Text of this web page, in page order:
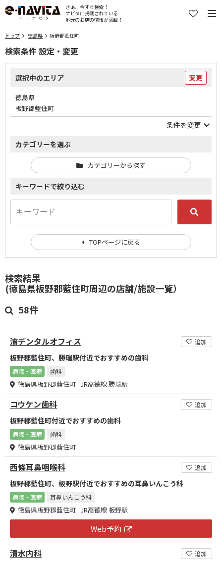
さぁ、今すぐ検索！
ナビタに掲載されている
地元のお店の情報が満載！
トップ 徳島県 板野郡藍住町
検索結果
(徳島県板野郡藍住町周辺の店舗/施設一覧）
58件
濱デンタルオフィス 追加
板野郡藍住町、勝瑞駅付近でおすすめの歯科
病院・医療 歯科
徳島県板野郡藍住町 JR高徳線 勝瑞駅
コウケン歯科 追加
板野郡藍住町付近でおすすめの歯科
病院・医療 歯科
徳島県板野郡藍住町
西條耳鼻咽喉科 追加
板野郡藍住町、板野駅付近でおすすめの耳鼻いんこう科
病院・医療 耳鼻いんこう科
徳島県板野郡藍住町 JR高徳線 板野駅
Web予約
清水内科 追加
検索条件 設定・変更
選択中のエリア 変更
徳島県
板野郡藍住町
条件を変更
カテゴリーを選ぶ
カテゴリーから探す
キーワードで絞り込む
TOPページに戻る